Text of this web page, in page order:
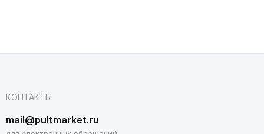
КОНТАКТЫ
mail@pultmarket.ru